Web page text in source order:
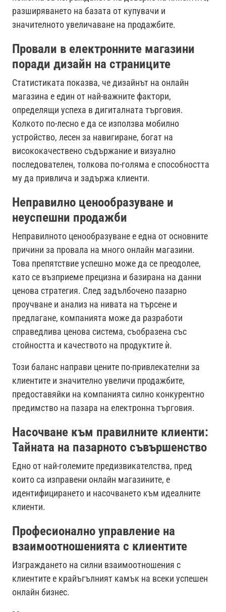
разширяването на базата от купувачи и
значителното увеличаване на продажбите.
Провали в електронните магазини
поради дизайн на страниците
Статистиката показва, че дизайнът на онлайн
магазина е един от най-важните фактори,
определящи успеха в дигиталната търговия.
Колкото по-лесно е да се използва мобилно
устройство, лесен за навигиране, богат на
висококачествено съдържание и визуално
последователен, толкова по-голяма е способността
му да привлича и задържа клиенти.
Неправилно ценообразуване и
неуспешни продажби
Неправилното ценообразуване е една от основните
причини за провала на много онлайн магазини.
Това препятствие успешно може да се преодолее,
като се възприеме прецизна и базирана на данни
ценова стратегия. След задълбочено пазарно
проучване и анализ на нивата на търсене и
предлагане, компанията може да разработи
справедлива ценова система, съобразена със
стойността и качеството на продуктите ѝ.
Този баланс направи цените по-привлекателни за
клиентите и значително увеличи продажбите,
предоставяйки на компанията силно конкурентно
предимство на пазара на електронна търговия.
Насочване към правилните клиенти:
Тайната на пазарното съвършенство
Едно от най-големите предизвикателства, пред
които са изправени онлайн магазините, е
идентифицирането и насочването към идеалните
клиенти.
Професионално управление на
взаимоотношенията с клиентите
Изграждането на силни взаимоотношения с
клиентите е крайъгълният камък на всеки успешен
онлайн бизнес.